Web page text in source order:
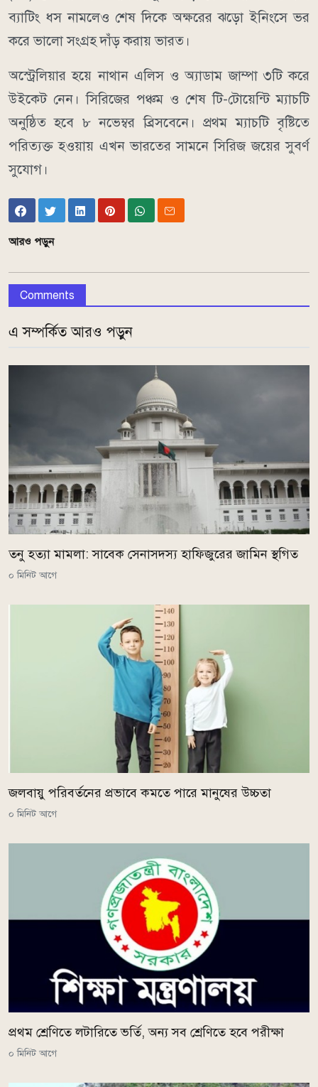
ব্যাটিং ধস নামলেও শেষ দিকে অক্ষরের ঝড়ো ইনিংসে ভর
করে ভালো সংগ্রহ দাঁড় করায় ভারত।
অস্ট্রেলিয়ার হয়ে নাথান এলিস ও অ্যাডাম জাম্পা ৩টি করে
উইকেট নেন। সিরিজের পঞ্চম ও শেষ টি-টোয়েন্টি ম্যাচটি
অনুষ্ঠিত হবে ৮ নভেম্বর ব্রিসবেনে। প্রথম ম্যাচটি বৃষ্টিতে
পরিত্যক্ত হওয়ায় এখন ভারতের সামনে সিরিজ জয়ের সুবর্ণ
সুযোগ।
আরও পড়ুন
Comments
এ সম্পর্কিত আরও পড়ুন
তনু হত্যা মামলা: সাবেক সেনাসদস্য হাফিজুরের জামিন স্থগিত
০ মিনিট আগে
জলবায়ু পরিবর্তনের প্রভাবে কমতে পারে মানুষের উচ্চতা
০ মিনিট আগে
প্রথম শ্রেণিতে লটারিতে ভর্তি, অন্য সব শ্রেণিতে হবে পরীক্ষা
০ মিনিট আগে